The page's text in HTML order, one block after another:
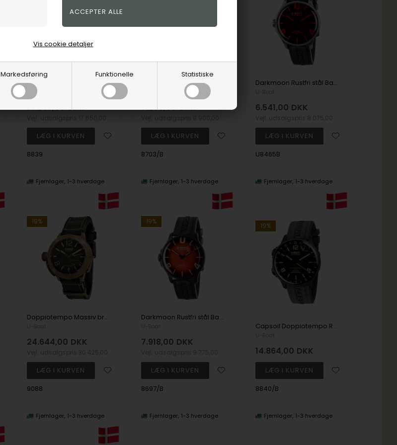
Markedsføring Funktionelle Statistiske
Vis cookie detaljer
Capsoil Qs. Doppotempo Rustfri stål Batteridrevet quartz Herre ur fra U-Boat, U8839
U-Boat
14.297,00 DKK
8839
Fjernlager 1-3 hverdage
7.209,00 DKK
8703/B
Fjernlager 1-3 hverdage
Darkmoon Rustfri stål Batteridrevet quartz, 704.3 Ronda Herre ur fra U-Boat, U8465B
6.541,00 DKK
U8465B
Fjernlager 1-3 hverdage
19%
Doppiotempo Massiv bronze Automatic, U-28 Herre ur fra U-Boat, U9088
24.644,00 DKK
9088
Fjernlager 1-3 hverdage
19%
Darkmoon Rustfri stål Batteridrevet quartz, 704.3 Ronda Herre ur fra U-Boat, U8697B
7.918,00 DKK
8697/B
Fjernlager 1-3 hverdage
19%
Capsoil Doppiotempo Rustfri stål batteridrevet quartz Herre ur fra U-Boat, U8840
14.864,00 DKK
8840/B
Fjernlager 1-3 hverdage